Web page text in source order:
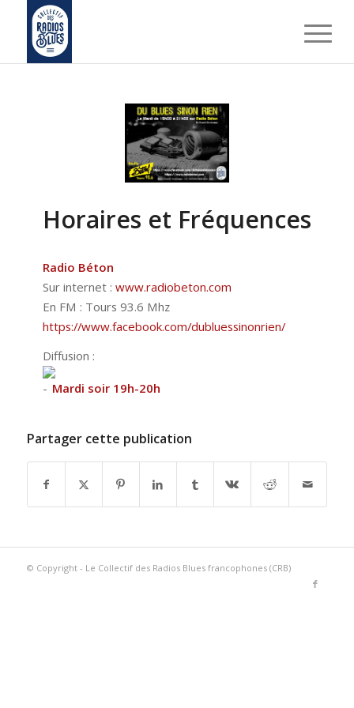
Horaires et Fréquences
Radio Béton
Sur internet : www.radiobeton.com
En FM : Tours 93.6 Mhz
https://www.facebook.com/dubluessinonrien/
Diffusion :
Mardi soir 19h-20h
Partager cette publication
© Copyright - Le Collectif des Radios Blues francophones (CRB)